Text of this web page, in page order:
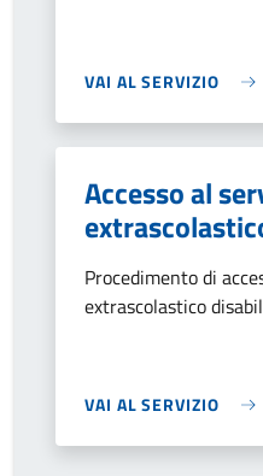
VAI AL SERVIZIO
Accesso al
Procedimento di
extrascolastico
VAI AL SERVIZIO